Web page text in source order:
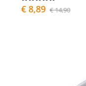
€ 8,89 € 14,90